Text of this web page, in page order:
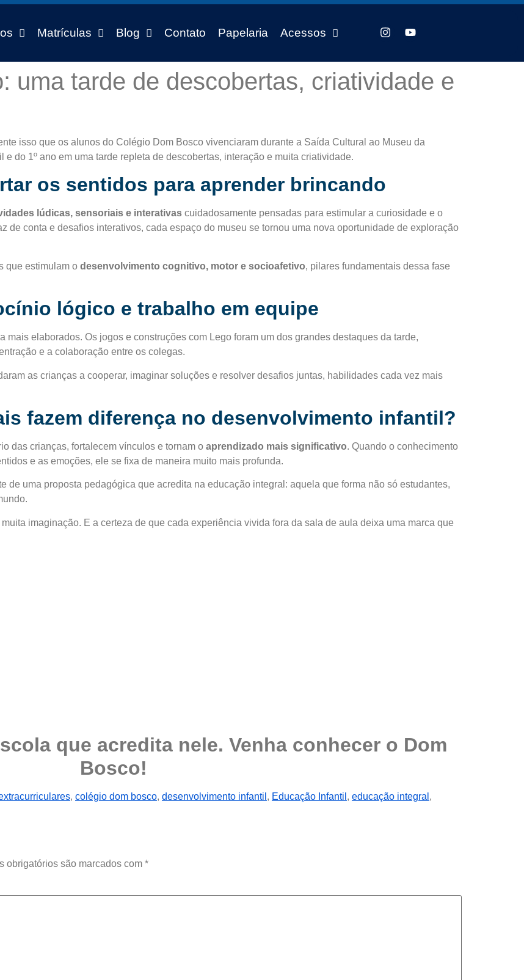
Matrículas Blog Contato Papelaria Acessos
uma tarde de descobertas, criatividade e
isso que os alunos do Colégio Dom Bosco vivenciaram durante a Saída Cultural ao Museu da
e do 1º ano em uma tarde repleta de descobertas, interação e muita criatividade.
os sentidos para aprender brincando
lúdicas, sensoriais e interativas cuidadosamente pensadas para estimular a curiosidade e o
de conta e desafios interativos, cada espaço do museu se tornou uma nova oportunidade de exploração
que estimulam o desenvolvimento cognitivo, motor e socioafetivo, pilares fundamentais dessa fase
lógico e trabalho em equipe
mais elaborados. Os jogos e construções com Lego foram um dos grandes destaques da tarde,
e a colaboração entre os colegas.
as crianças a cooperar, imaginar soluções e resolver desafios juntas, habilidades cada vez mais
fazem diferença no desenvolvimento infantil?
das crianças, fortalecem vínculos e tornam o aprendizado mais significativo. Quando o conhecimento
e as emoções, ele se fixa de maneira muito mais profunda.
de uma proposta pedagógica que acredita na educação integral: aquela que forma não só estudantes,
imaginação. E a certeza de que cada experiência vivida fora da sala de aula deixa uma marca que
que acredita nele. Venha conhecer o Dom
Bosco!
, colégio dom bosco, desenvolvimento infantil , Educação Infantil , educação integral ,
obrigatórios são marcados com *